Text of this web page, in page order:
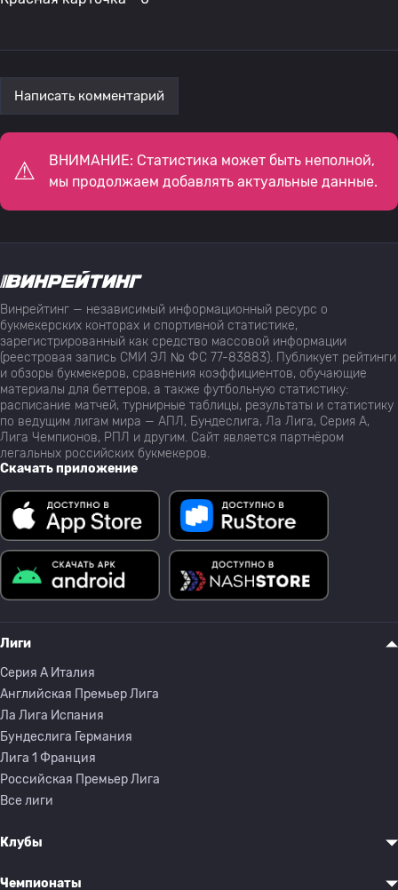
Написать комментарий
ВНИМАНИЕ: Статистика может быть неполной,
мы продолжаем добавлять актуальные данные.
Винрейтинг — независимый информационный ресурс о
букмекерских конторах и спортивной статистике,
зарегистрированный как средство массовой информации
(реестровая запись СМИ ЭЛ № ФС 77-83883). Публикует рейтинги
и обзоры букмекеров, сравнения коэффициентов, обучающие
материалы для беттеров, а также футбольную статистику:
расписание матчей, турнирные таблицы, результаты и статистику
по ведущим лигам мира — АПЛ, Бундеслига, Ла Лига, Серия А,
Лига Чемпионов, РПЛ и другим. Сайт является партнёром
легальных российских букмекеров.
Скачать приложение
Лиги
Серия A Италия
Английская Премьер Лига
Ла Лига Испания
Бундеслига Германия
Лига 1 Франция
Российская Премьер Лига
Все лиги
Клубы
Чемпионаты